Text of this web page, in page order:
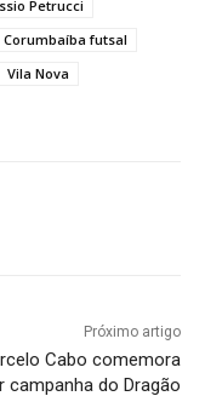
Petrucci
Corumbaíba futsal
Vila Nova
Próximo artigo
Cabo comemora
campanha do Dragão